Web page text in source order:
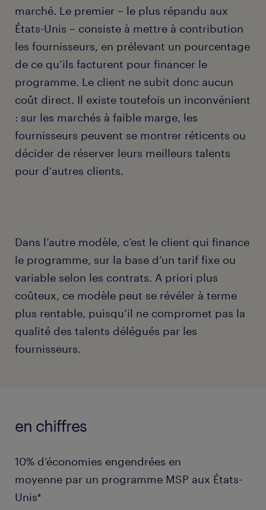
marché. Le premier – le plus répandu aux
États-Unis – consiste à mettre à contribution
les fournisseurs, en prélevant un pourcentage
de ce qu’ils facturent pour financer le
programme. Le client ne subit donc aucun
coût direct. Il existe toutefois un inconvénient
: sur les marchés à faible marge, les
fournisseurs peuvent se montrer réticents ou
décider de réserver leurs meilleurs talents
pour d’autres clients.
Dans l’autre modèle, c’est le client qui finance
le programme, sur la base d’un tarif fixe ou
variable selon les contrats. A priori plus
coûteux, ce modèle peut se révéler à terme
plus rentable, puisqu’il ne compromet pas la
qualité des talents délégués par les
fournisseurs.
en chiffres
10% d’économies engendrées en
moyenne par un programme MSP aux États-
Unis*